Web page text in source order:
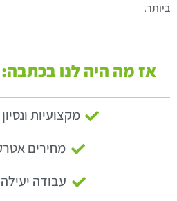
ביותר.
אז מה היה לנו בכתבה:
מקצועיות
מחירים
עבודה